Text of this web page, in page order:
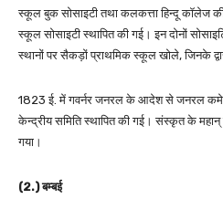
स्कूल बुक सोसाइटी तथा कलकत्ता हिन्दू कॉलेज
स्कूल सोसाइटी स्थापित की गई। इन दोनों
स्थानों पर सैकड़ों प्राथमिक स्कूल खोले, जिनके
1823 ई. में गवर्नर जनरल के आदेश से जनरल
केन्द्रीय समिति स्थापित की गई। संस्कृत के महान्
गया।
(2.) बम्बई